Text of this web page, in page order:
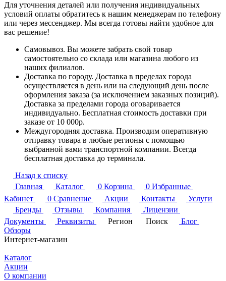
Для уточнения деталей или получения индивидуальных
условий оплаты обратитесь к нашим менеджерам по телефону
или через мессенджер. Мы всегда готовы найти удобное для
вас решение!
Самовывоз. Вы можете забрать свой товар
самостоятельно со склада или магазина любого из
наших филиалов.
Доставка по городу. Доставка в пределах города
осуществляется в день или на следующий день после
оформления заказа (за исключением заказных позиций).
Доставка за пределами города оговаривается
индивидуально. Бесплатная стоимость доставки при
заказе от 10 000р.
Междугородняя доставка. Производим оперативную
отправку товара в любые регионы с помощью
выбранной вами транспортной компании. Всегда
бесплатная доставка до терминала.
Назад к списку
Главная
Каталог 0 Корзина 0 Избранные
Кабинет
0 Сравнение Акции Контакты
Услуги
Бренды
Отзывы Компания
Лицензии
Документы
Реквизиты Регион Поиск
Блог
Обзоры
Интернет-магазин
Каталог
Акции
О компании